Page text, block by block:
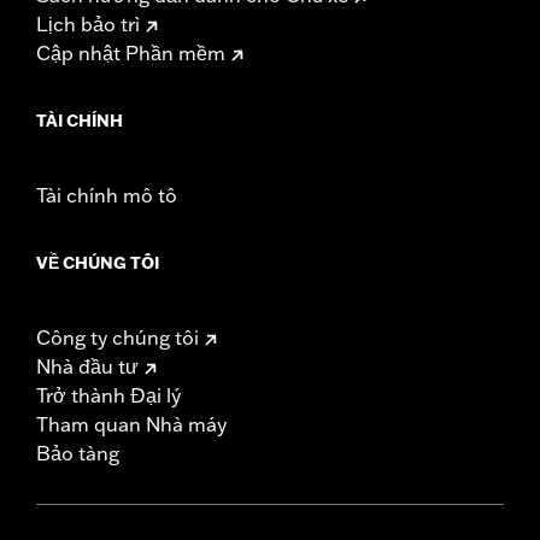
Lịch bảo trì
Cập nhật Phần mềm
TÀI CHÍNH
Tài chính mô tô
VỀ CHÚNG TÔI
Công ty chúng tôi
Nhà đầu tư
Trở thành Đại lý
Tham quan Nhà máy
Bảo tàng